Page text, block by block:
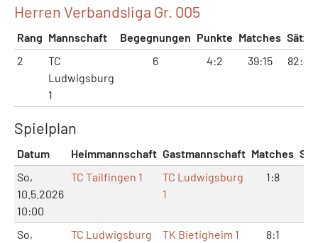
Herren Verbandsliga Gr. 005
Rang Mannschaft Begegnungen Punkte Matches Sätze
2
TC
Ludwigsburg
1
6 4:2 39:15 82:35
Spielplan
Datum Heimmannschaft Gastmannschaft Matches
So,
10.5.2026
10:00
TC Tailfingen 1
TC Ludwigsburg
1
1:8
So,
TC Ludwigsburg
TK Bietigheim 1 8:1